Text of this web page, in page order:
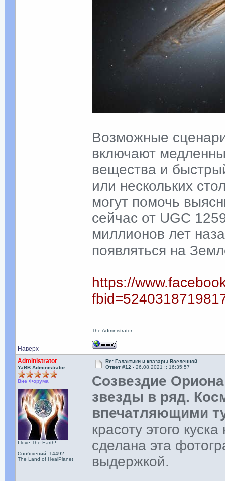
Возможные
включают
вещества и
или нескольких
могут помочь
сейчас от UGC
миллионов лет
появляться на
https://
Наверх
The Administrator.
Administrator
YaBB Administrator
Вне Форума
I love The Earth!
Сообщений: 14492
The Land of HealPlanet
Re: Галактики и квазары Вселенной
Ответ #12 -26.08.2021 :: 16:35:57
Созвездие
звезды в ряд.
впечатляющими
красоту этого
сделана эта
выдержкой.